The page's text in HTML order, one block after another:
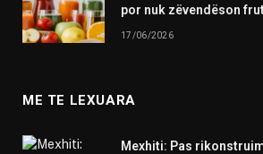
por nuk zëvendëson
17/06/2026
ME TE LEXUARA
Mexhiti: Pas